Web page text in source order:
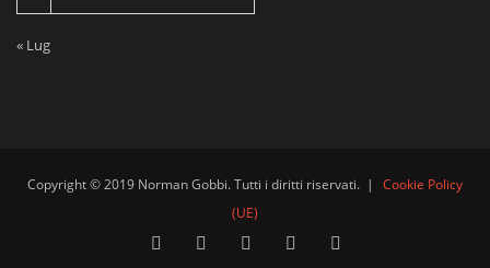
« Lug
Copyright © 2019 Norman Gobbi. Tutti i diritti riservati. |
Cookie Policy
(UE)